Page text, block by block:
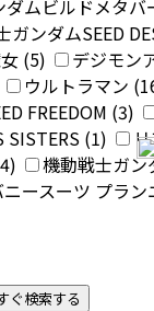
ダムビルドメタ
ガンダムSEED
(5)
デジモン
ウルトラマン
FREEDOM (3)
SISTERS (1)
機動戦士ガ
ニースーツ プラ